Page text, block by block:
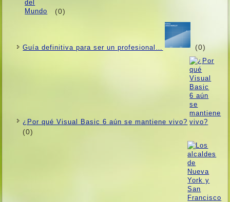
(0)
Guí­a definitiva para ser un profesional… (0)
¿Por qué Visual Basic 6 aún se mantiene vivo?
(0)